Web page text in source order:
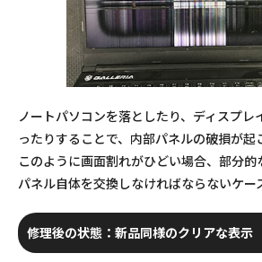
ノートパソコンを落としたり、ディスプレ
ったりすることで、内部パネルの破損が起
このように画面割れがひどい場合、部分
パネル自体を交換しなければならないケー
修理後の状態：新品同様のクリアな表示